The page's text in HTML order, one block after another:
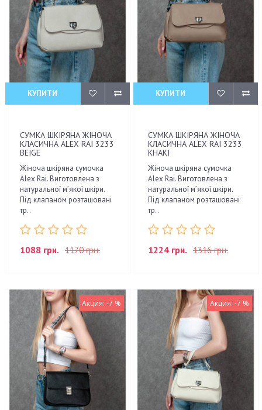
КУПИТИ
СУМКА ШКІРЯНА ЖІНОЧА
КЛАСИЧНА ALEX RAI 3233
BEIGE
Жіноча шкіряна сумочка
Alex Rai. Виготовлена з
натуральної м’якої шкіри.
Під клапаном розташовані
тр..
1088 грн. 1170 грн.
КУПИТИ
СУМКА ШКІРЯНА ЖІНОЧА
КЛАСИЧНА ALEX RAI 3233
KHAKI
Жіноча шкіряна сумочка
Alex Rai. Виготовлена з
натуральної м’якої шкіри.
Під клапаном розташовані
тр..
1224 грн. 1316 грн.
Акция: -7 % Акция: -7 %